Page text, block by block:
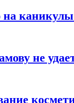
не